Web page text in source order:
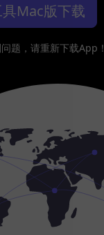
Mac版下载
题，请重新下载App！